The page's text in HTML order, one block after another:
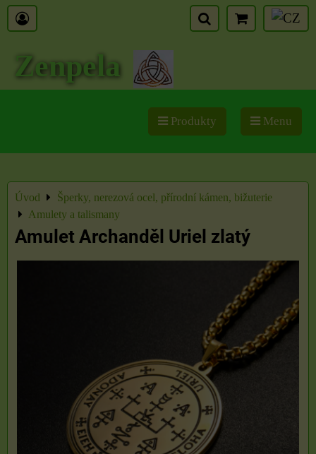
Zenpela
Produkty Menu
Úvod
Šperky, nerezová ocel, přírodní kámen, bižuterie
Amulety a talismany
Amulet Archanděl Uriel zlatý